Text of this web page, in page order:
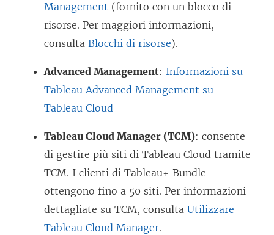
Management (fornito con un blocco di
risorse. Per maggiori informazioni,
consulta Blocchi di risorse).
Advanced Management: Informazioni su
Tableau Advanced Management su
Tableau Cloud
Tableau Cloud Manager (TCM): consente
di gestire più siti di Tableau Cloud tramite
TCM. I clienti di Tableau+ Bundle
ottengono fino a 50 siti. Per informazioni
dettagliate su TCM, consulta Utilizzare
Tableau Cloud Manager.